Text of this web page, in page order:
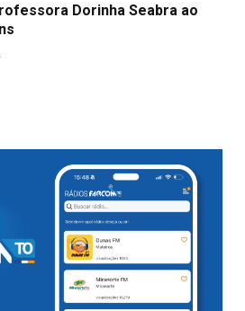
Dorinha Seabra ao